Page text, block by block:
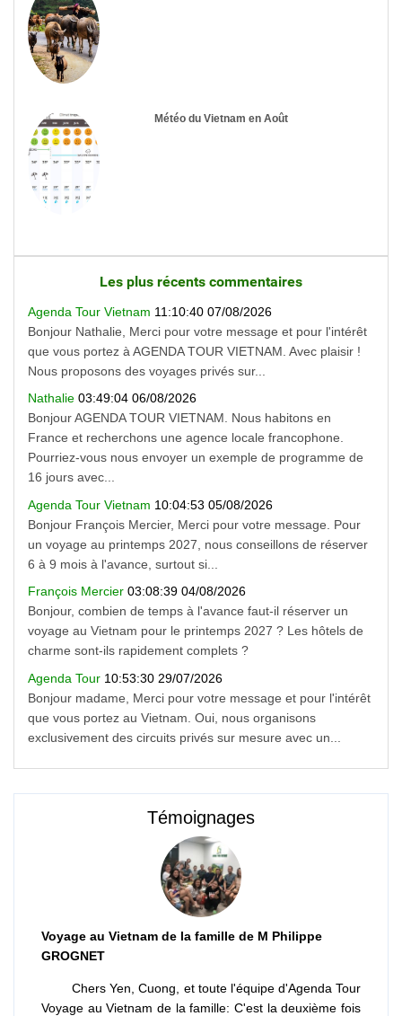
Météo du Vietnam en Août
Les plus récents commentaires
Agenda Tour Vietnam 11:10:40 07/08/2026
Bonjour Nathalie, Merci pour votre message et pour l'intérêt
que vous portez à AGENDA TOUR VIETNAM. Avec plaisir !
Nous proposons des voyages privés sur...
Nathalie 03:49:04 06/08/2026
Bonjour AGENDA TOUR VIETNAM. Nous habitons en
France et recherchons une agence locale francophone.
Pourriez-vous nous envoyer un exemple de programme de
16 jours avec...
Agenda Tour Vietnam 10:04:53 05/08/2026
Bonjour François Mercier, Merci pour votre message. Pour
un voyage au printemps 2027, nous conseillons de réserver
6 à 9 mois à l'avance, surtout si...
François Mercier 03:08:39 04/08/2026
Bonjour, combien de temps à l'avance faut-il réserver un
voyage au Vietnam pour le printemps 2027 ? Les hôtels de
charme sont-ils rapidement complets ?
Agenda Tour 10:53:30 29/07/2026
Bonjour madame, Merci pour votre message et pour l'intérêt
que vous portez au Vietnam. Oui, nous organisons
exclusivement des circuits privés sur mesure avec un...
Témoignages
Voyage au Vietnam de la famille de M Philippe
GROGNET
Chers Yen, Cuong, et toute l'équipe d'Agenda Tour
Voyage au Vietnam de la famille: C'est la deuxième fois